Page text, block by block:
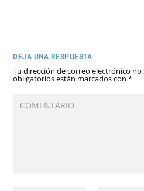
DEJA UNA RESPUESTA
Tu dirección de correo electrónico no
obligatorios están marcados con*